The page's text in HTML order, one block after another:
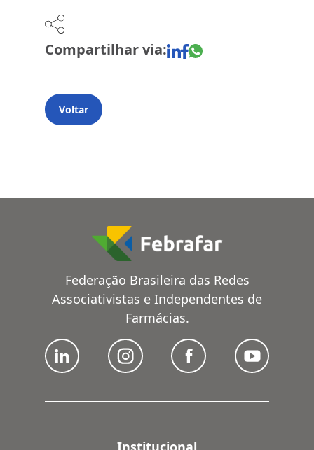
Compartilhar via:
Voltar
Federação Brasileira das Redes
Associativistas e Independentes de
Farmácias.